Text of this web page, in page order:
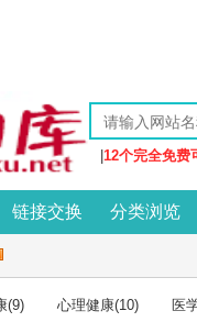
12个完全免费
链接交换 分类浏览
(9) 心理健康(10) 医